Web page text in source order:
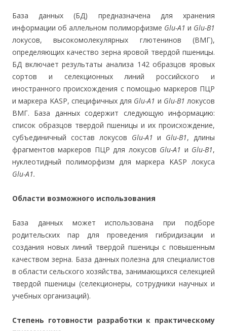
База данных (БД) предназначена для хранения
информации об аллельном полиморфизме Glu-A1 и Glu-B1
локусов, высокомолекулярных глютенинов (ВМГ),
определяющих качество зерна яровой твердой пшеницы.
БД включает результаты анализа 142 образцов яровых
сортов и селекционных линий российского и
иностранного происхождения с помощью маркеров ПЦР
и маркера KASP, специфичных для Glu-A1 и Glu-B1 локусов
ВМГ. База данных содержит следующую информацию:
список образцов твердой пшеницы и их происхождение,
субъединичный состав локусов Glu-A1 и Glu-B1, длины
фрагментов маркеров ПЦР для локусов Glu-A1 и Glu-B1,
нуклеотидный полиморфизм для маркера KASP локуса
Glu-A1.
Области возможного использования
База данных может использована при подборе
родительских пар для проведения гибридизации и
создания новых линий твердой пшеницы с повышенным
качеством зерна. База данных полезна для специалистов
в области сельского хозяйства, занимающихся селекцией
твердой пшеницы (селекционеры, сотрудники научных и
учебных организаций).
Степень готовности разработки к практическому